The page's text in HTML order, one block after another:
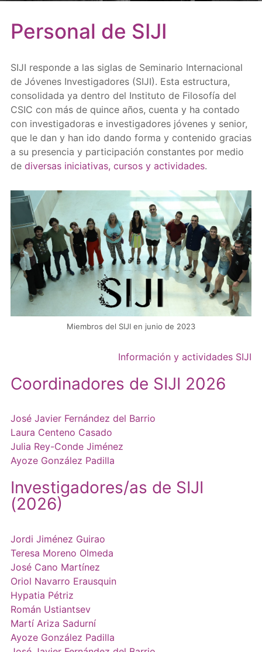
Personal de SIJI
SIJI responde a las siglas de Seminario Internacional
de Jóvenes Investigadores (SIJI). Esta estructura,
consolidada ya dentro del Instituto de Filosofía del
CSIC con más de quince años, cuenta y ha contado
con investigadoras e investigadores jóvenes y senior,
que le dan y han ido dando forma y contenido gracias
a su presencia y participación constantes por medio
de diversas iniciativas, cursos y actividades.
Miembros del SIJI en junio de 2023
Información y actividades SIJI
Coordinadores de SIJI 2026
José Javier Fernández del Barrio
Laura Centeno Casado
Julia Rey-Conde Jiménez
Ayoze González Padilla
Investigadores/as de SIJI
(2026)
Jordi Jiménez Guirao
Teresa Moreno Olmeda
José Cano Martínez
Oriol Navarro Erausquin
Hypatia Pétriz
Román Ustiantsev
Martí Ariza Sadurní
Ayoze González Padilla